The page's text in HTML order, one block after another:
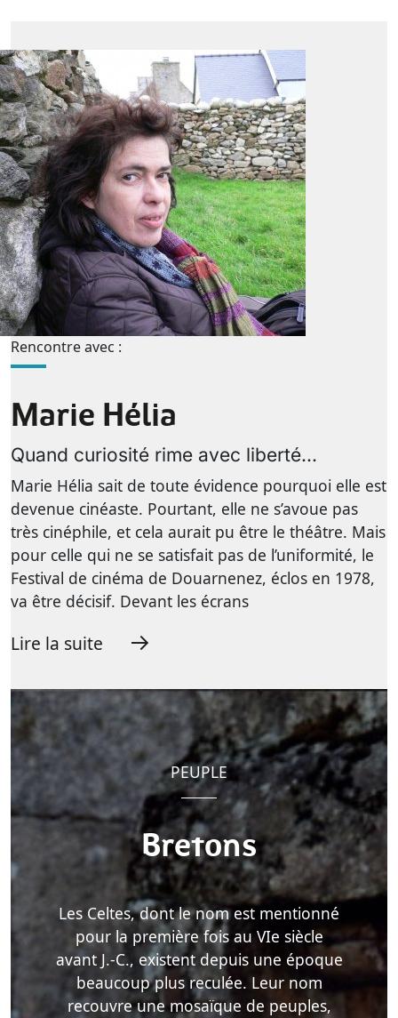
Rencontre avec :
Marie Hélia
Quand curiosité rime avec liberté...
Marie Hélia sait de toute évidence pourquoi elle est
devenue cinéaste. Pourtant, elle ne s’avoue pas
très cinéphile, et cela aurait pu être le théâtre. Mais
pour celle qui ne se satisfait pas de l’uniformité, le
Festival de cinéma de Douarnenez, éclos en 1978,
va être décisif. Devant les écrans
Lire la suite
PEUPLE
Bretons
Les Celtes, dont le nom est mentionné
pour la première fois au VIe siècle
avant J.-C., existent depuis une époque
beaucoup plus reculée. Leur nom
recouvre une mosaïque de peuples,